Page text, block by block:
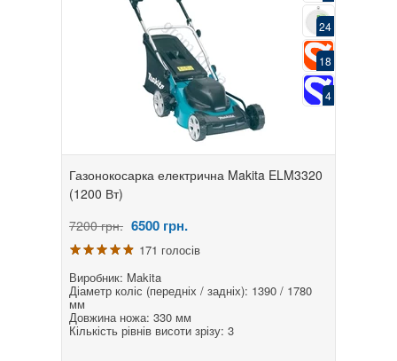
24
18
4
Газонокосарка електрична Makita ELM3320
(1200 Вт)
7200 грн. 6500 грн.
171 голосів
Виробник: Makita
Діаметр коліс (передніх / задніх): 1390 / 1780
мм
Довжина ножа: 330 мм
Кількість рівнів висоти зрізу: 3